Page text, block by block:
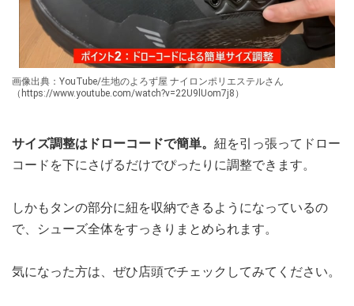
画像出典：YouTube/生地のよろず屋 ナイロンポリエステルさん
（https://www.youtube.com/watch?v=22U9lUom7j8）
サイズ調整はドローコードで簡単。 紐を引っ張ってドロー
コードを下にさげるだけでぴったりに調整できます。
しかもタンの部分に紐を収納できるようになっているの
で、シューズ全体をすっきりまとめられます。
気になった方は、ぜひ店頭でチェックしてみてください。